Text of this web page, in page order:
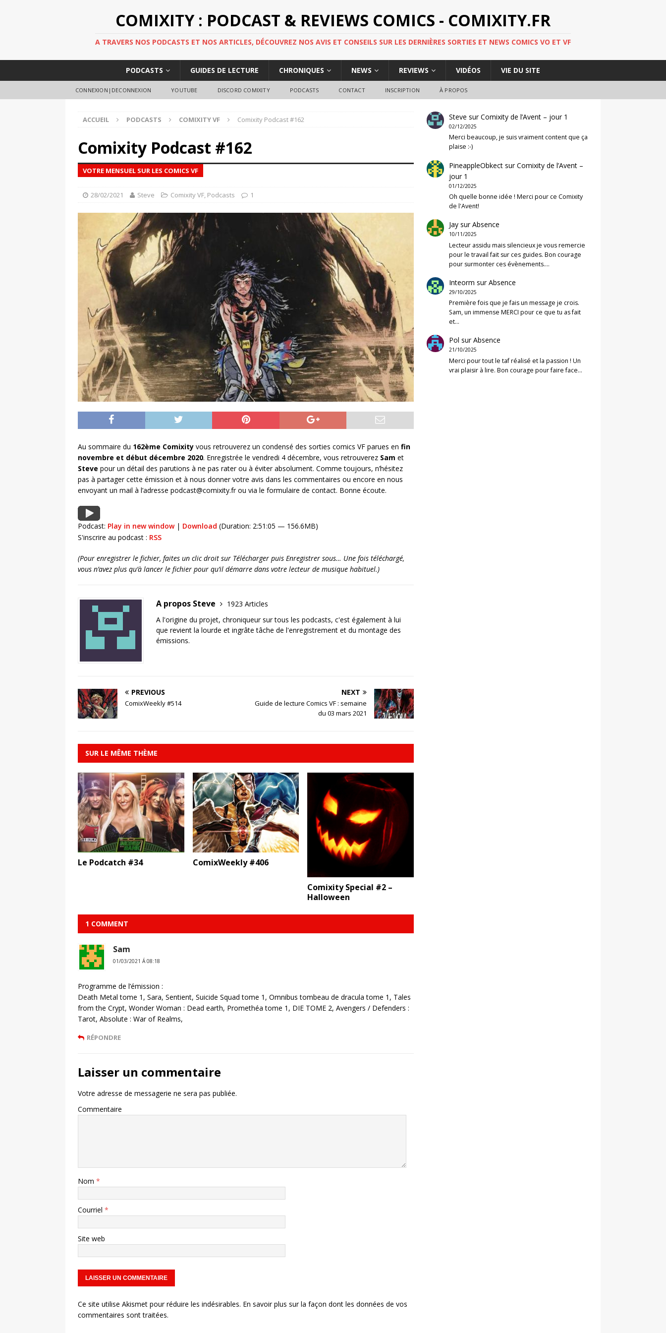
COMIXITY : PODCAST & REVIEWS COMICS - COMIXITY.FR
A TRAVERS NOS PODCASTS ET NOS ARTICLES, DÉCOUVREZ NOS AVIS ET CONSEILS SUR LES DERNIÈRES SORTIES ET NEWS COMICS VO ET VF
PODCASTS GUIDES DE LECTURE CHRONIQUES NEWS REVIEWS VIDÉOS VIE DU SITE
CONNEXION|DECONNEXION YOUTUBE DISCORD COMIXITY PODCASTS CONTACT INSCRIPTION À PROPOS
ACCUEIL PODCASTS COMIXITY VF Comixity Podcast #162
Comixity Podcast #162
VOTRE MENSUEL SUR LES COMICS VF
28/02/2021 Steve Comixity VF, Podcasts 1
Au sommaire du 162ème Comixity vous retrouverez un condensé des sorties comics VF parues en fin
novembre et début décembre 2020. Enregistrée le vendredi 4 décembre, vous retrouverez Sam et
Steve pour un détail des parutions à ne pas rater ou à éviter absolument. Comme toujours, n’hésitez
pas à partager cette émission et à nous donner votre avis dans les commentaires ou encore en nous
envoyant un mail à l’adresse podcast@comixity.fr ou via le formulaire de contact. Bonne écoute.
Podcast: Play in new window| Download (Duration: 2:51:05 — 156.6MB)
S'inscrire au podcast : RSS
(Pour enregistrer le fichier, faites un clic droit sur Télécharger puis Enregistrer sous… Une fois téléchargé,
vous n’avez plus qu’à lancer le fichier pour qu’il démarre dans votre lecteur de musique habituel.)
A propos Steve
1923 Articles
A l'origine du projet, chroniqueur sur tous les podcasts, c'est également à lui
que revient la lourde et ingrâte tâche de l'enregistrement et du montage des
émissions.
PREVIOUS
ComixWeekly #514
NEXT
Guide de lecture Comics VF : semaine
du 03 mars 2021
SUR LE MÊME THÈME
Le Podcatch #34 ComixWeekly #406
Comixity Special #2 –
Halloween
1 COMMENT
Sam
01/03/2021 Á 08:18
Programme de l’émission :
Death Metal tome 1, Sara, Sentient, Suicide Squad tome 1, Omnibus tombeau de dracula tome 1, Tales
from the Crypt, Wonder Woman : Dead earth, Promethéa tome 1, DIE TOME 2, Avengers / Defenders :
Tarot, Absolute : War of Realms,
RÉPONDRE
Laisser un commentaire
Votre adresse de messagerie ne sera pas publiée.
Commentaire
Nom *
Courriel *
Site web
Ce site utilise Akismet pour réduire les indésirables. En savoir plus sur la façon dont les données de vos
commentaires sont traitées.
Steve surComixity de l’Avent – jour 1
02/12/2025
Merci beaucoup, je suis vraiment content que ça
plaise :-)
PineappleObkect surComixity de l’Avent –
jour 1
01/12/2025
Oh quelle bonne idée ! Merci pour ce Comixity
de l'Avent!
Jay surAbsence
10/11/2025
Lecteur assidu mais silencieux je vous remercie
pour le travail fait sur ces guides. Bon courage
pour surmonter ces évènements.…
Inteorm surAbsence
29/10/2025
Première fois que je fais un message je crois.
Sam, un immense MERCI pour ce que tu as fait
et…
Pol surAbsence
21/10/2025
Merci pour tout le taf réalisé et la passion ! Un
vrai plaisir à lire. Bon courage pour faire face…